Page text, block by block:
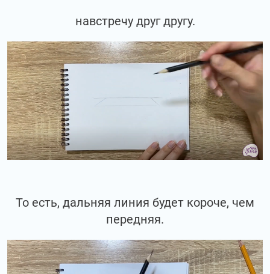
навстречу друг другу.
То есть, дальняя линия будет короче, чем
передняя.